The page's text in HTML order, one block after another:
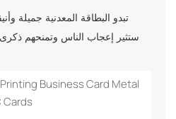
تبدو البطاقة المعدنية جميلة
ستثير إعجاب الناس وتمنحهم
Business Card Metal
Cards